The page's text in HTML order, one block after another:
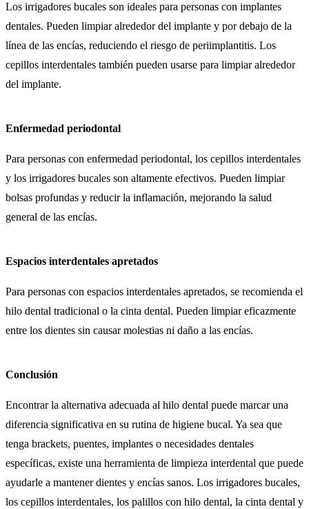
Los irrigadores bucales son ideales para personas con implantes
dentales. Pueden limpiar alrededor del implante y por debajo de la
línea de las encías, reduciendo el riesgo de periimplantitis. Los
cepillos interdentales también pueden usarse para limpiar alrededor
del implante.
Enfermedad periodontal
Para personas con enfermedad periodontal, los cepillos interdentales
y los irrigadores bucales son altamente efectivos. Pueden limpiar
bolsas profundas y reducir la inflamación, mejorando la salud
general de las encías.
Espacios interdentales apretados
Para personas con espacios interdentales apretados, se recomienda el
hilo dental tradicional o la cinta dental. Pueden limpiar eficazmente
entre los dientes sin causar molestias ni daño a las encías.
Conclusión
Encontrar la alternativa adecuada al hilo dental puede marcar una
diferencia significativa en su rutina de higiene bucal. Ya sea que
tenga brackets, puentes, implantes o necesidades dentales
específicas, existe una herramienta de limpieza interdental que puede
ayudarle a mantener dientes y encías sanos. Los irrigadores bucales,
los cepillos interdentales, los palillos con hilo dental, la cinta dental y